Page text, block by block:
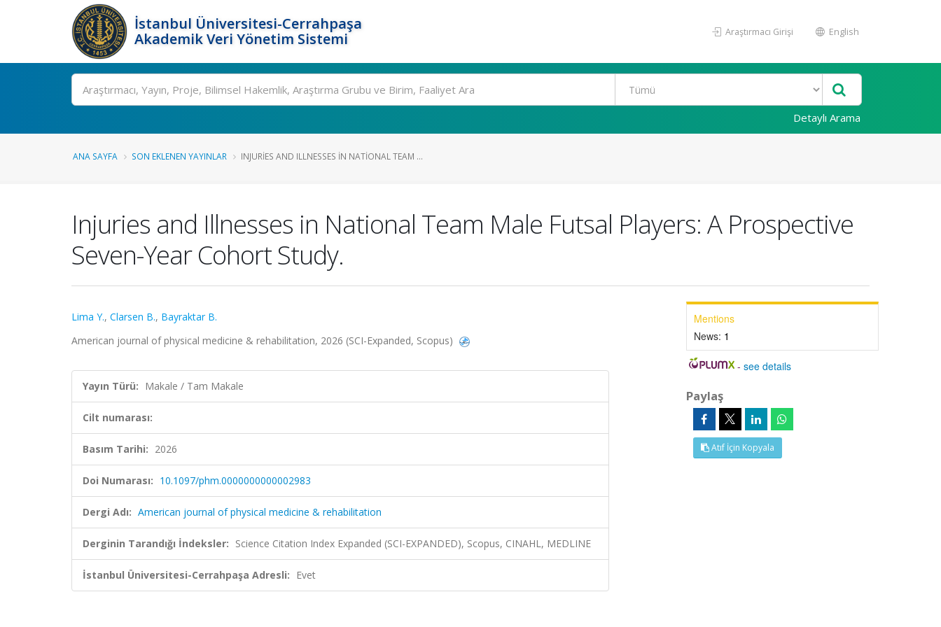
İstanbul Üniversitesi-Cerrahpaşa
Akademik Veri Yönetim Sistemi
Araştırmacı Girişi English
Ara
Detaylı Arama
ANA SAYFA SON EKLENEN YAYINLAR INJURIES AND ILLNESSES IN NATIONAL TEAM ...
Injuries and Illnesses in National Team Male Futsal Players: A Prospective
Seven-Year Cohort Study.
Lima Y., Clarsen B., Bayraktar B.
American journal of physical medicine & rehabilitation, 2026 (SCI-Expanded, Scopus)
Yayın Türü: Makale / Tam Makale
Cilt numarası:
Basım Tarihi: 2026
Doi Numarası: 10.1097/phm.0000000000002983
Dergi Adı: American journal of physical medicine & rehabilitation
Derginin Tarandığı İndeksler: Science Citation Index Expanded (SCI-EXPANDED), Scopus, CINAHL, MEDLINE
İstanbul Üniversitesi-Cerrahpaşa Adresli: Evet
Mentions
News: 1
-see details
Paylaş
Atıf İçin Kopyala